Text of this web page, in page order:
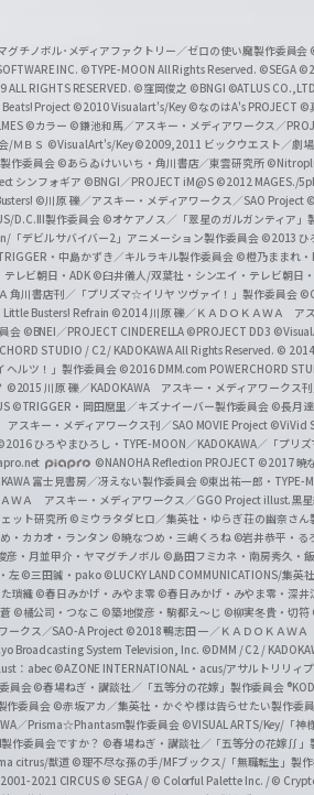
グチノボル･メディアファクトリー／ゼロの使い魔製作委員会
INC. ©TYPE-MOON All Rights Reserved. ©SEGA
RIGHTS RESERVED. ©窪岡俊之 ©BNGI ©ATLUS
Project ©2010 Visualart's/Key ©なのはA's PROJECT ©
©カラー ©鎌池和馬／アスキー・メディアワークス／
/ＭＢＳ ©VisualArt's/Key©2009,2011 ビックウエスト／劇
作委員会 ©あらゐけいいち・角川書店／東雲研究所
シンフォギア ©BNGI／PROJECT iM@S ©2012 MAGES./
©川原 礫／アスキー・メディアワークス／SAO Project
D.C.III製作委員会 ©オケアノス／「翠星のガルガンティア」
デビルサバイバー2」アニメーション製作委員会 ©2013 ひ
・中島かずき／キルラキル製作委員会 ©橙乃ままれ・
レビ朝日・ADK ©臼井儀人/双葉社・シンエイ・テレビ朝日
角川書店刊／「プリズマ☆イリヤ ツヴァイ！」製作委員会
Busters! Refrain ©2014 川原 礫／ＫＡＤＯＫＡＷＡ ア
会 ©BNEI／PROJECT CINDERELLA ©PROJECT DD3
STUDIO / C2 / KADOKAWA All Rights Reserved. ©
ヘルツ！」製作委員会 ©2016 DMM.com POWERCHORD
©2015 川原 礫／KADOKAWA アスキー・メディアワークス
©TRIGGER・岡田麿里／キズナイーバー製作委員会 ©長月達
スキー・メディアワークス刊／SAO MOVIE Project ©ViVid
ひろやまひろし・TYPE-MOON／KADOKAWA／「プリ
©NANOHA Reflection PROJECT ©2017 暁
富士見書房／冴えない製作委員会 ©東出祐一郎・TYPE-
ＷＡ アスキー・メディアワークス／GGO Project illust.黒星
ット研究所 ©ミウラタダヒロ／集英社・ゆらぎ荘の幽奈さん
・カカオ・ランタン ©暁なつめ・三嶋くろね ©岩井恭平・る
彦・月並甲介・ヤマグチノボル ©島田フミカネ・南房秀久・
左©三田誠・pako ©LUCKY LAND COMMUNICATIONS/集英
瑣織 ©春日みかげ・みやま零 ©春日みかげ・みやま零・深井
©橘公司・つなこ ©築地俊彦・駒都え～じ ©柳実冬貴・切符
ークス／SAO-A Project ©2018 鴨志田 一／ＫＡＤＯＫＡＷ
Broadcasting System Television, Inc. ©DMM / C2 /
：abec ©AZONE INTERNATIONAL・acus/アサルトリリィ
員会©春場ねぎ・講談社／「五等分の花嫁」製作委員会
作委員会 ©赤坂アカ／集英社・かぐや様は告らせたい製作委
／Prisma☆Phantasm製作委員会 ©VISUAL ARTS/Key/「神
作委員会ですか？ ©春場ねぎ・講談社／「五等分の花嫁∬」
citrus/獣道 ©理不尽な孫の手/MFブックス/「無職転生」製
2021 CIRCUS © SEGA / © Colorful Palette Inc. / ©